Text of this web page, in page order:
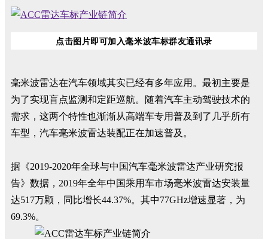
点击图片即可加入毫米波车标群友通讯录
毫米波雷达在汽车领域其实已经有多年应用。最初主要是
为了实现盲点监测和定距巡航。随着汽车主动驾驶技术的
需求，这两个特性也渐渐从高端车专用普及到了几乎所有
车型，汽车毫米波雷达装配正在加速普及。
据《2019-2020年全球与中国汽车毫米波雷达产业研究报
告》数据，2019年全年中国乘用车市场毫米波雷达安装量
达517万颗，同比增长44.37%。其中77GHz增速显著，为
69.3%。